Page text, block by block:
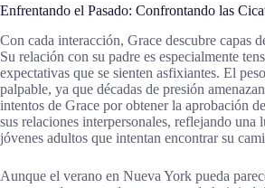
Enfrentando el Pasado: Confrontando las
Con cada interacción, Grace descubre capas
Su relación con su padre es especialmente
expectativas que se sienten asfixiantes. El
palpable, ya que décadas de presión
intentos de Grace por obtener la aprobación
sus relaciones interpersonales, reflejando una
jóvenes adultos que intentan encontrar su
Aunque el verano en Nueva York pueda